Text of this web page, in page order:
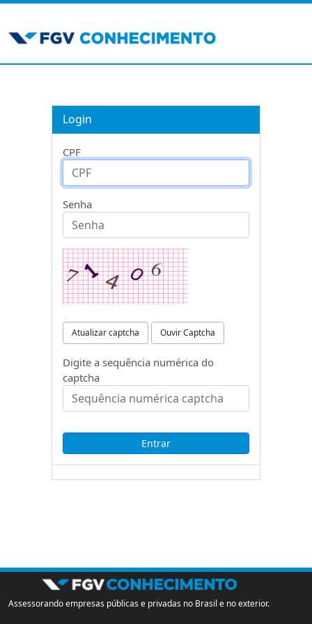
Login
CPF
Senha
Atualizar captcha Ouvir Captcha
Digite a sequência numérica do
captcha
Assessorando empresas públicas e privadas no Brasil e no exterior.